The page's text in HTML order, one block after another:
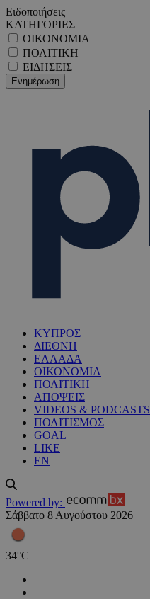
Ειδοποιήσεις
ΚΑΤΗΓΟΡΙΕΣ
ΟΙΚΟΝΟΜΙΑ
ΠΟΛΙΤΙΚΗ
ΕΙΔΗΣΕΙΣ
ΚΥΠΡΟΣ
ΔΙΕΘΝΗ
ΕΛΛΑΔΑ
ΟΙΚΟΝΟΜΙΑ
ΠΟΛΙΤΙΚΗ
ΑΠΟΨΕΙΣ
VIDEOS & PODCASTS
ΠΟΛΙΤΙΣΜΟΣ
GOAL
LIKE
EN
Powered by:
Σάββατο 8 Αυγούστου 2026
34°C